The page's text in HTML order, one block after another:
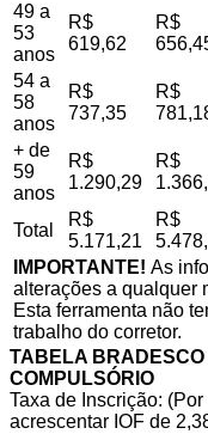
49 a
53
anos
R$
619,62
R$
54 a
58
anos
R$
737,35
R$
+ de
59
anos
R$
1.290,29
R$
Total
R$
5.171,21
R$
IMPORTANTE! As
alterações a qualquer
Esta ferramenta não
trabalho do corretor.
TABELA
COMPULSÓRIO
Taxa de Inscrição:
acrescentar IOF de